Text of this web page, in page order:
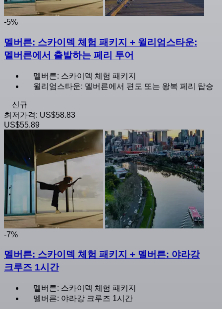
-5%
멜버른: 스카이덱 체험 패키지 + 윌리엄스타운:
멜버른에서 출발하는 페리 투어
멜버른: 스카이덱 체험 패키지
윌리엄스타운: 멜버른에서 편도 또는 왕복 페리 탑승
신규
최저가격: US$58.83
US$55.89
-7%
멜버른: 스카이덱 체험 패키지 + 멜버른: 야라강
크루즈 1시간
멜버른: 스카이덱 체험 패키지
멜버른: 야라강 크루즈 1시간